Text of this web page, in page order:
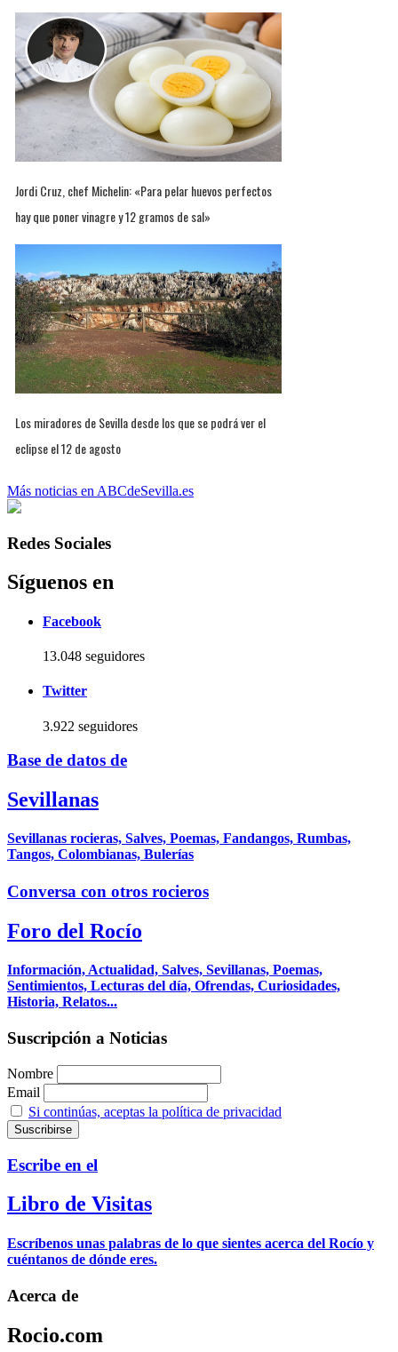
Jordi Cruz, chef Michelin: «Para pelar huevos perfectos
hay que poner vinagre y 12 gramos de sal»
Los miradores de Sevilla desde los que se podrá ver el
eclipse el 12 de agosto
Más noticias en ABCdeSevilla.es
Redes Sociales
Síguenos en
Facebook
13.048 seguidores
Twitter
3.922 seguidores
Base de datos de
Sevillanas
Sevillanas rocieras, Salves, Poemas, Fandangos, Rumbas,
Tangos, Colombianas, Bulerías
Conversa con otros rocieros
Foro del Rocío
Información, Actualidad, Salves, Sevillanas, Poemas,
Sentimientos, Lecturas del día, Ofrendas, Curiosidades,
Historia, Relatos...
Suscripción a Noticias
Nombre
Email
Si continúas, aceptas la política de privacidad
Escribe en el
Libro de Visitas
Escríbenos unas palabras de lo que sientes acerca del Rocío y
cuéntanos de dónde eres.
Acerca de
Rocio.com